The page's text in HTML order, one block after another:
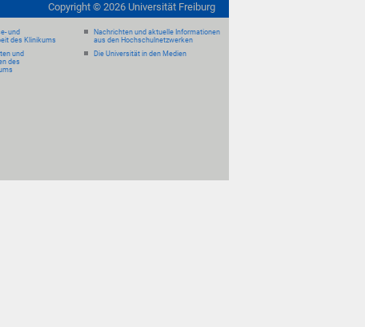
Copyright © 2026 Universität Freiburg
und
des Klinikums
und
des
Nachrichten und aktuelle Informationen
aus den Hochschulnetzwerken
Die Universität in den Medien